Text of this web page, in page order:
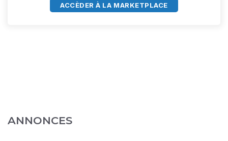
ACCÈDER À LA MARKETPLACE
ANNONCES